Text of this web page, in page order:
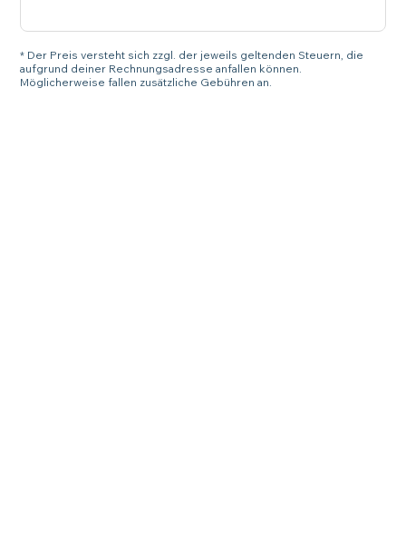
* Der Preis versteht sich zzgl. der jeweils geltenden Steuern, die
aufgrund deiner Rechnungsadresse anfallen können.
Möglicherweise fallen zusätzliche Gebühren an.